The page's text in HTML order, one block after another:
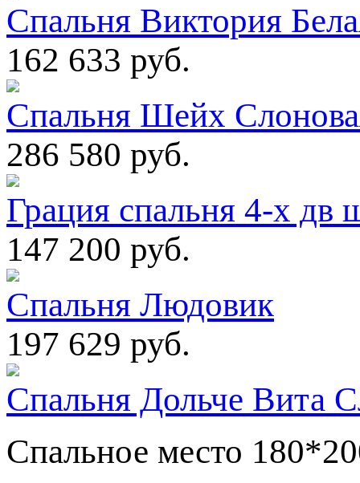
Спальня Виктория
162 633 руб.
Спальня Шейх
286 580 руб.
Грация спальня 4-х дв
147 200 руб.
Спальня Людовик
197 629 руб.
Спальня Дольче Вита
Спальное место